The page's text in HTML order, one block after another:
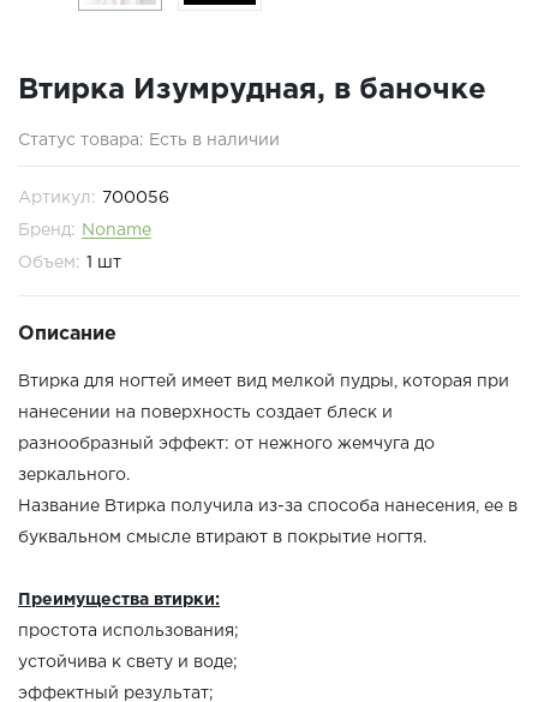
Втирка Изумрудная, в баночке
Статус товара: Есть в наличии
Артикул: 700056
Бренд: Noname
Объем: 1 шт
Описание
Втирка для ногтей имеет вид мелкой пудры, которая при
нанесении на поверхность создает блеск и
разнообразный эффект: от нежного жемчуга до
зеркального.
Название Втирка получила из-за способа нанесения, ее в
буквальном смысле втирают в покрытие ногтя.
Преимущества втирки:
простота использования;
устойчива к свету и воде;
эффектный результат;